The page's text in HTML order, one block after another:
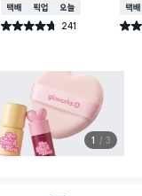
택배배송매장픽업오늘배송
별점 4.7점 241
건 작성
택배
별점
1 3